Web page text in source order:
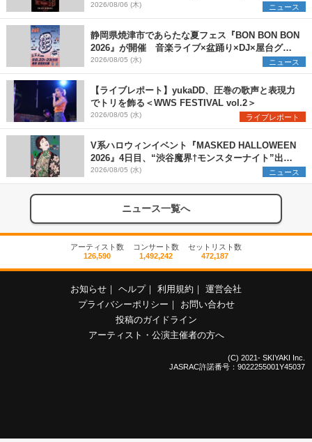
アーティストを一斉解禁
2026/08/06 (木) ニュース
静岡県焼津市であらたな夏フェス『BON BON BON
2026』が開催 音楽ライブ×盆踊り×DJ×屋台グル
メ×ランタンナイトで彩る2日間
2026/08/05 (水) ニュース
【ライブレポート】yukaDD、圧巻の歌声と表現力
でトリを飾る＜WWS FESTIVAL vol.2＞
2026/08/05 (水) ライブレポート
V系ハロウィンイベント『MASKED HALLOWEEN
2026』4日目、“渋谷魔界†モンスターナイト”出演6
組を発表
2026/08/05 (水) ニュース
ニュース一覧へ
アーティスト数
126,590
コンサート数
1,492,242
セットリスト数
472,187
お知らせ ヘルプ 利用規約
運営会社
プライバシーポリシー
お問い合わせ
投稿のガイドライン
アーティスト・公演主催者の方へ
(C) 2021- SKIYAKI Inc.
JASRAC許諾番号：9022255001Y45037